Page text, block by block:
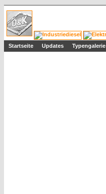
Startseite Updates Typengalerie